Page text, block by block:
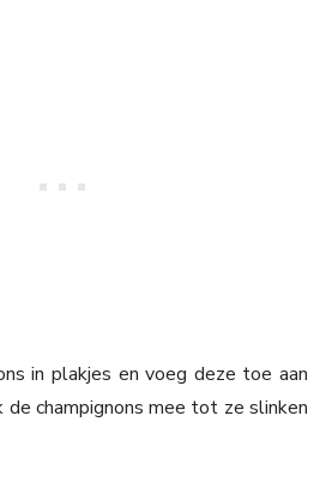
in plakjes en voeg deze toe aan
de champignons mee tot ze slinken